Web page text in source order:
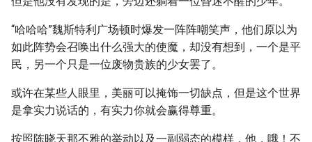
“哈哈哈”魏斯特利广场顿时爆发一阵阵嘲笑声，他们原以为
如此阵势会召唤出什么强大的使魔，却没有想到，一个是平
民，另一个只是一位废物贵族的少女罢了。
或许在某些人眼里，美丽可以掩饰一切缺点，但是这个世界
是拿实力说话的，有实力你就会赢得尊重。
按照陈晓天那不雅的举动以及一副弱态的模样，他，哦！不